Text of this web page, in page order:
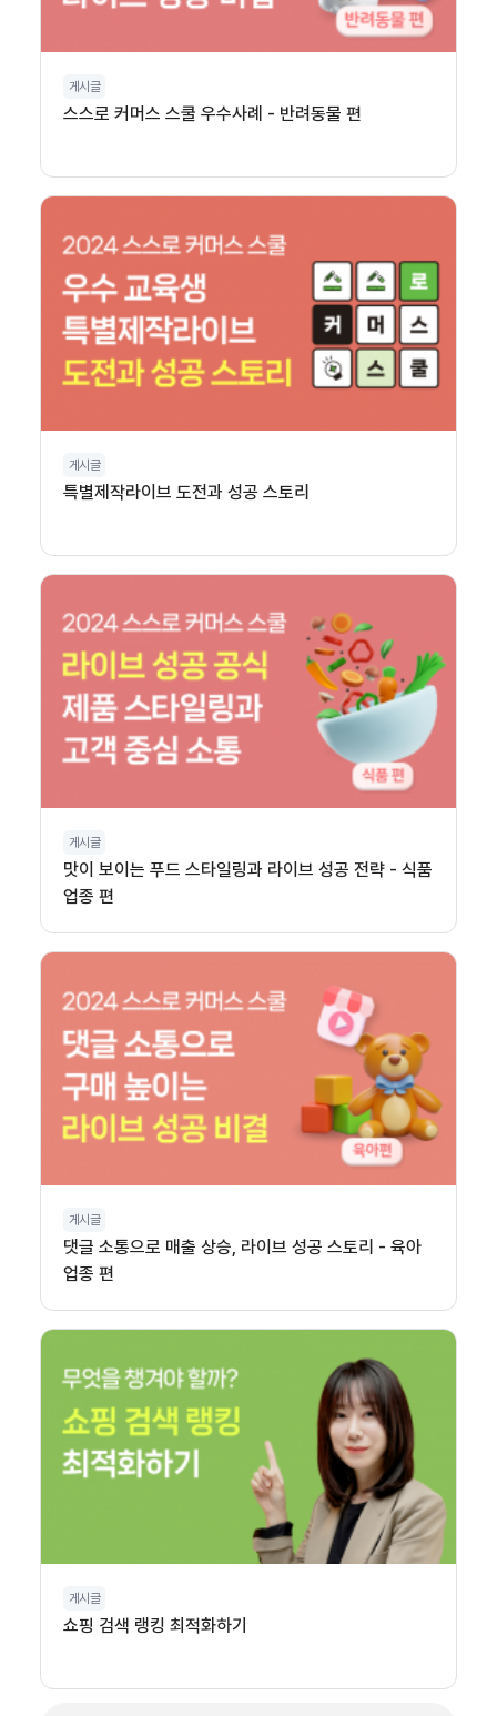
게시글
스스로 커머스 스쿨 우수사례 - 반려동물 편
게시글
특별제작라이브 도전과 성공 스토리
게시글
맛이 보이는 푸드 스타일링과 라이브 성공 전략 - 식품
업종 편
게시글
댓글 소통으로 매출 상승, 라이브 성공 스토리 - 육아
업종 편
게시글
쇼핑 검색 랭킹 최적화하기